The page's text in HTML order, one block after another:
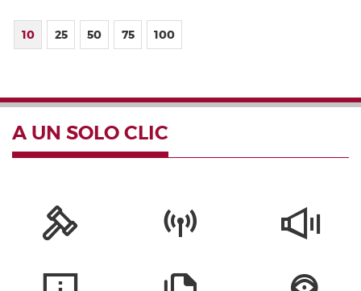
10 25 50 75 100
A UN SOLO CLIC